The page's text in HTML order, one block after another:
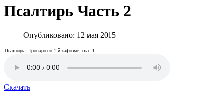
Псалтирь Часть 2
Опубликовано: 12 мая 2015
Псалтирь - Тропари по 1-й кафизме, глас 1
Скачать